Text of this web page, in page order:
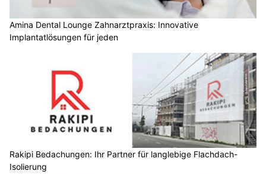
Amina Dental Lounge Zahnarztpraxis: Innovative
Implantatlösungen für jeden
Rakipi Bedachungen: Ihr Partner für langlebige Flachdach-
Isolierung